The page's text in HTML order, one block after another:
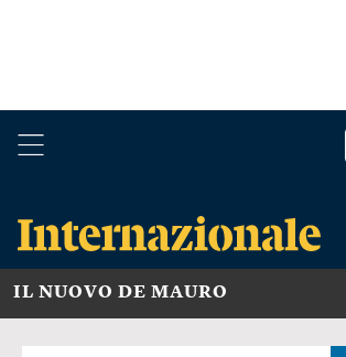
IL NUOVO DE MAURO